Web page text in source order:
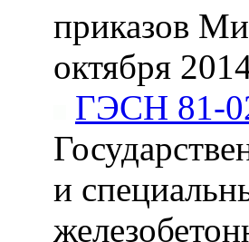
приказов
октября
ГЭСН 81-
и